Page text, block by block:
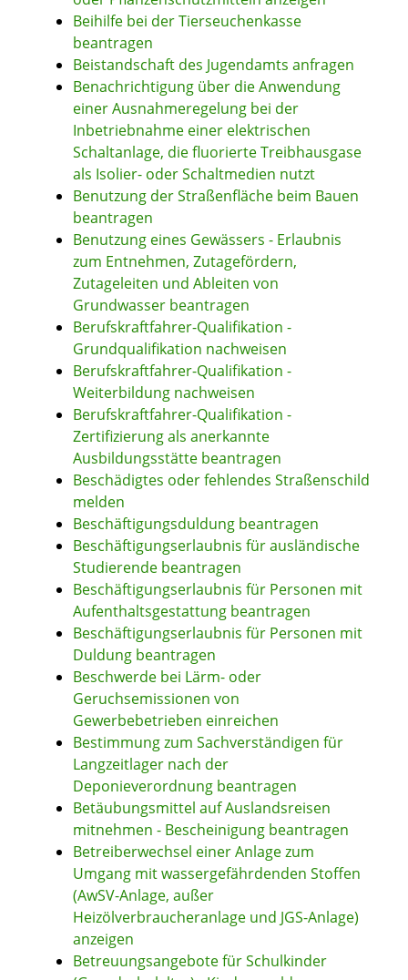
Beihilfe bei der Tierseuchenkasse
beantragen
Beistandschaft des Jugendamts anfragen
Benachrichtigung über die Anwendung
einer Ausnahmeregelung bei der
Inbetriebnahme einer elektrischen
Schaltanlage, die fluorierte Treibhausgase
als Isolier- oder Schaltmedien nutzt
Benutzung der Straßenfläche beim Bauen
beantragen
Benutzung eines Gewässers - Erlaubnis
zum Entnehmen, Zutagefördern,
Zutageleiten und Ableiten von
Grundwasser beantragen
Berufskraftfahrer-Qualifikation -
Grundqualifikation nachweisen
Berufskraftfahrer-Qualifikation -
Weiterbildung nachweisen
Berufskraftfahrer-Qualifikation -
Zertifizierung als anerkannte
Ausbildungsstätte beantragen
Beschädigtes oder fehlendes Straßenschild
melden
Beschäftigungsduldung beantragen
Beschäftigungserlaubnis für ausländische
Studierende beantragen
Beschäftigungserlaubnis für Personen mit
Aufenthaltsgestattung beantragen
Beschäftigungserlaubnis für Personen mit
Duldung beantragen
Beschwerde bei Lärm- oder
Geruchsemissionen von
Gewerbebetrieben einreichen
Bestimmung zum Sachverständigen für
Langzeitlager nach der
Deponieverordnung beantragen
Betäubungsmittel auf Auslandsreisen
mitnehmen - Bescheinigung beantragen
Betreiberwechsel einer Anlage zum
Umgang mit wassergefährdenden Stoffen
(AwSV-Anlage, außer
Heizölverbraucheranlage und JGS-Anlage)
anzeigen
Betreuungsangebote für Schulkinder